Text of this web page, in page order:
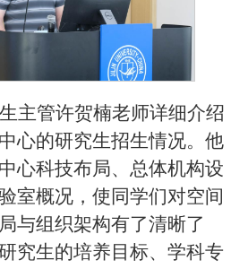
主管许贺楠老师详细介绍
心的研究生招生情况。他
心科技布局、总体机构设
室概况，使同学们对空间
与组织架构有了清晰了
究生的培养目标、学科专